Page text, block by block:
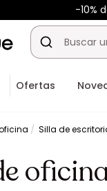
-10%
Ofertas
Silla de